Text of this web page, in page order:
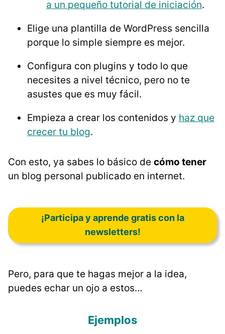
a un pequeño tutorial de iniciación.
Elige una plantilla de WordPress sencilla
porque lo simple siempre es mejor.
Configura con plugins y todo lo que
necesites a nivel técnico, pero no te
asustes que es muy fácil.
Empieza a crear los contenidos y haz que
crecer tu blog.
Con esto, ya sabes lo básico de cómo tener
un blog personal publicado en internet.
¡Participa y aprende gratis con la
newsletters!
Pero, para que te hagas mejor a la idea,
puedes echar un ojo a estos…
Ejemplos